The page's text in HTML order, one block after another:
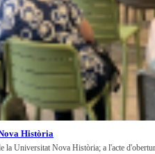
Història
Universitat Nova Història; a l'acte